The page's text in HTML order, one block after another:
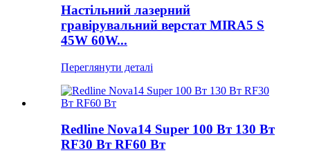
Настільний лазерний
гравірувальний верстат MIRA5 S
45W 60W...
Переглянути деталі
Redline Nova14 Super 100 Вт 130 Вт
RF30 Вт RF60 Вт